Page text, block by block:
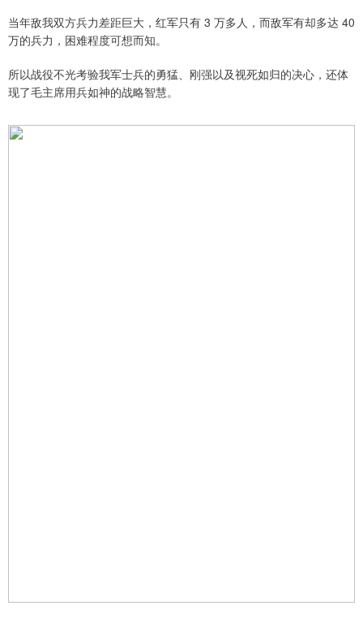
当年敌我双方兵力差距巨大，红军只有 3 万多人，而敌军有却多达 40
万的兵力，困难程度可想而知。
所以战役不光考验我军士兵的勇猛、刚强以及视死如归的决心，还体
现了毛主席用兵如神的战略智慧。